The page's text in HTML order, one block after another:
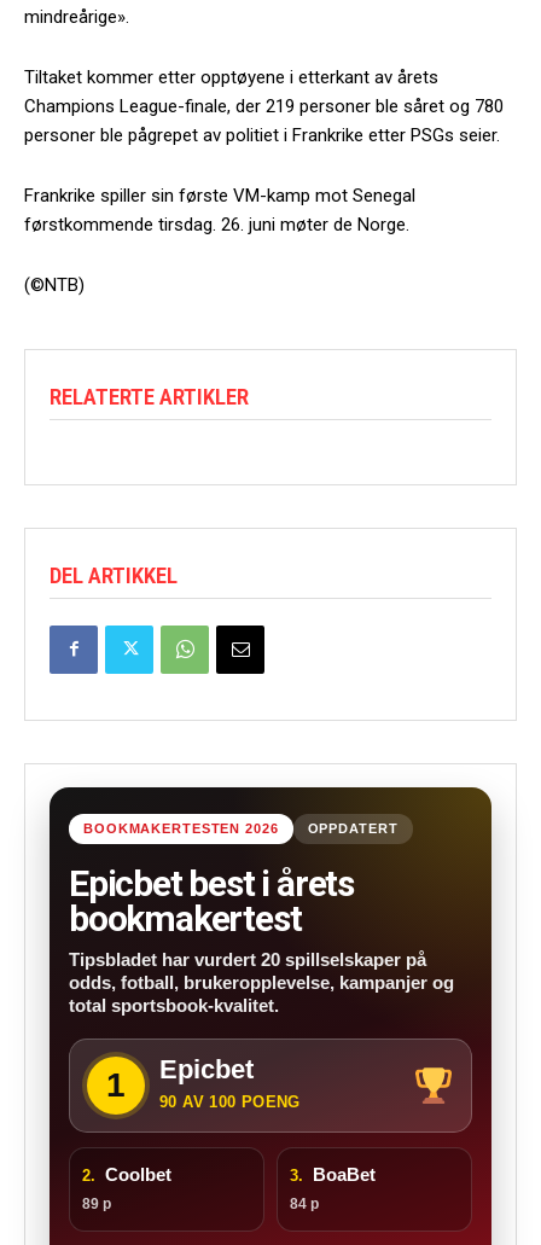
mindreårige».
Tiltaket kommer etter opptøyene i etterkant av årets
Champions League-finale, der 219 personer ble såret og 780
personer ble pågrepet av politiet i Frankrike etter PSGs seier.
Frankrike spiller sin første VM-kamp mot Senegal
førstkommende tirsdag. 26. juni møter de Norge.
(©NTB)
RELATERTE ARTIKLER
DEL ARTIKKEL
BOOKMAKERTESTEN 2026 OPPDATERT
Epicbet best i årets
bookmakertest
Tipsbladet har vurdert 20 spillselskaper på
odds, fotball, brukeropplevelse, kampanjer og
total sportsbook-kvalitet.
1 Epicbet
90 AV 100 POENG
2. Coolbet
89 p
3. BoaBet
84 p